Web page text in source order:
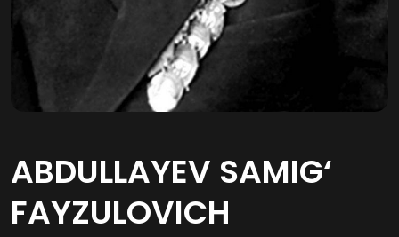
ABDULLAYEV SAMIG‘
FAYZULOVICH